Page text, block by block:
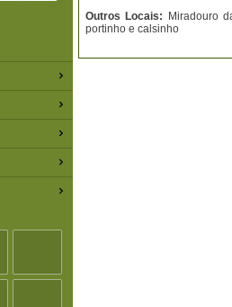
Outros Locais:
Miradouro
portinho e calsinho